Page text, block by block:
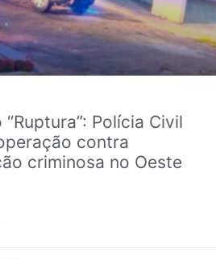
Polícia Civil
contra
criminosa no Oeste